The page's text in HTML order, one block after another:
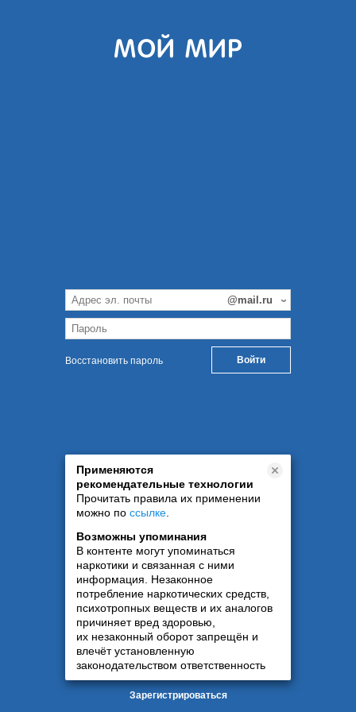
Восстановить пароль
Применяются
рекомендательные технологии
Прочитать правила их применении
можно по ссылке
Возможны упоминания
В контенте могут упоминаться
наркотики и связанная с ними
информация. Незаконное
потребление наркотических средств,
психотропных веществ и их аналогов
причиняет вред здоровью,
их незаконный оборот запрещён и
влечёт установленную
законодательством ответственность
Зарегистрироваться